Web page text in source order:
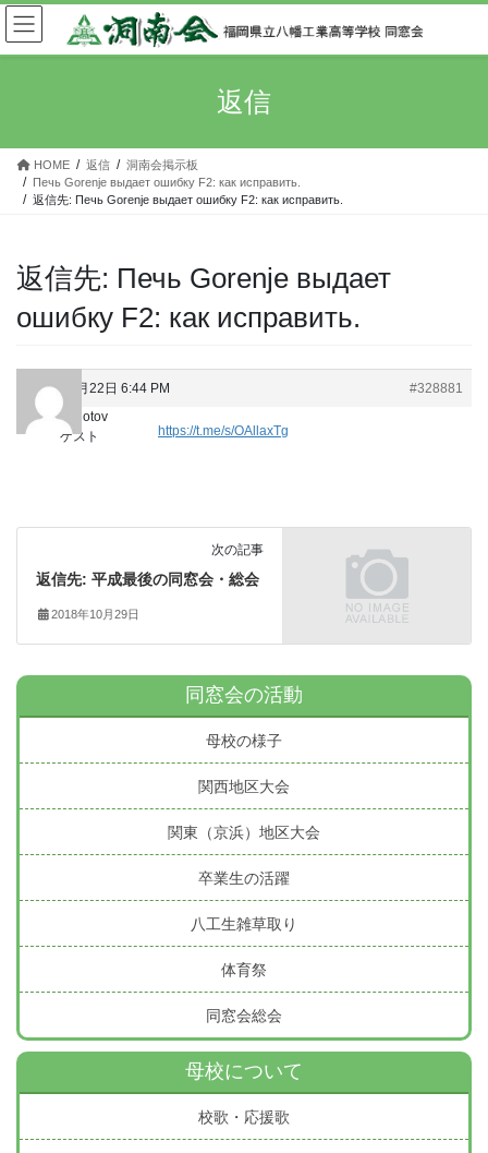
コ
ン
テ
ス
ナ
ビ
ゲ
ン
返信
HOME 返信
洞南会掲示板
Печь Gorenje выдает ошибку F2: как исправить.
返信先: Печь Gorenje выдает ошибку F2: как исправить.
返信先: Печь Gorenje выдает
ошибку F2: как исправить.
2025年5月22日 6:44 PM
#328881
AlexZolotov
ゲスト
https://t.me/s/OAllaxTg
次の記事
返信先: 平成最後の同窓会・総会
2018年10月29日
同窓会の活動
母校の様子
関西地区大会
関東（京浜）地区大会
卒業生の活躍
八工生雑草取り
体育祭
同窓会総会
母校について
校歌・応援歌